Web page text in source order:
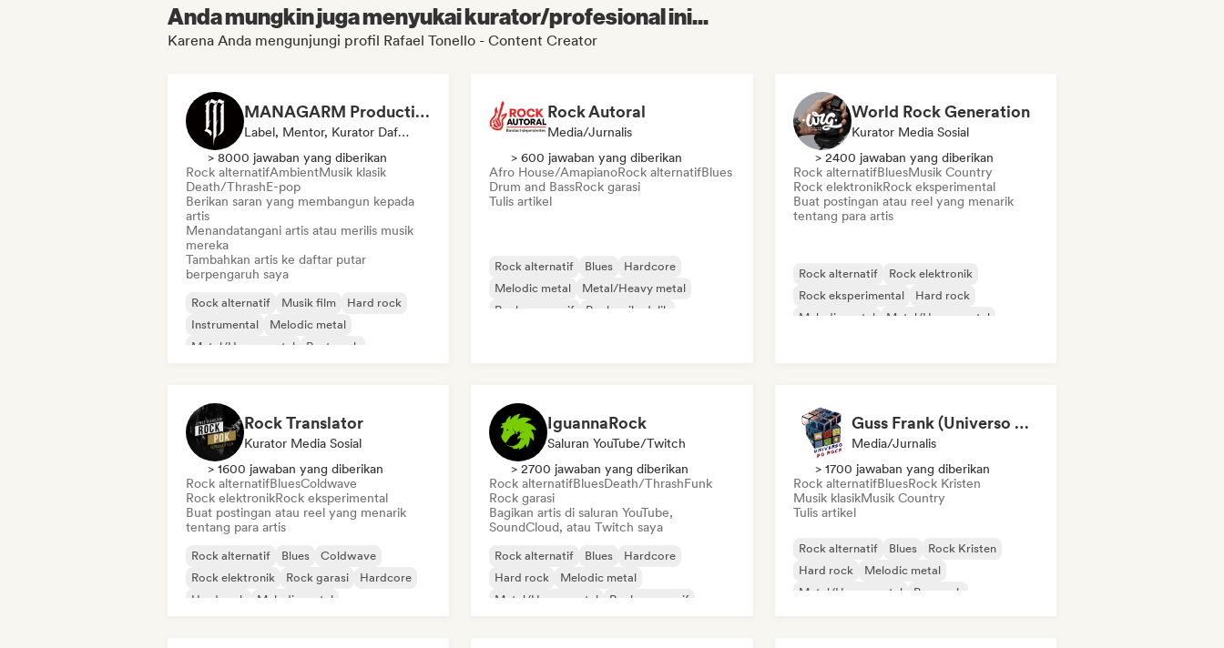
Anda mungkin juga menyukai kurator/profesional ini...
Karena Anda mengunjungi profil Rafael Tonello - Content Creator
MANAGARM Productions
Label, Mentor, Kurator Daftar Putar
> 8000 jawaban yang diberikan
Rock alternatifAmbientMusik klasik
Death/ThrashE-pop
Berikan saran yang membangun kepada
artis
Menandatangani artis atau merilis musik
mereka
Tambahkan artis ke daftar putar
berpengaruh saya
Rock alternatif Musik film
Hard rock
Instrumental
Melodic metal
Metal/Heavy metal
Post-rock
Rock Autoral
Media/Jurnalis
> 600 jawaban yang diberikan
Afro House/AmapianoRock alternatifBlues
Drum and BassRock garasi
Tulis artikel
Rock alternatif Blues
Hardcore
Melodic metal
Metal/Heavy metal
Rock progresif
Rock psikedelik
World Rock Generation
Kurator Media Sosial
> 2400 jawaban yang diberikan
Rock alternatifBluesMusik Country
Rock elektronikRock eksperimental
Buat postingan atau reel yang menarik
tentang para artis
Rock alternatif
Rock elektronik
Rock eksperimental
Hard rock
Melodic metal
Metal/Heavy metal
Rock Translator
Kurator Media Sosial
> 1600 jawaban yang diberikan
Rock alternatifBluesColdwave
Rock elektronikRock eksperimental
Buat postingan atau reel yang menarik
tentang para artis
Rock alternatif Blues
Coldwave
Rock elektronik
Rock garasi
Hardcore
Hard rock
Melodic metal
IguannaRock
Saluran YouTube/Twitch
> 2700 jawaban yang diberikan
Rock alternatifBluesDeath/ThrashFunk
Rock garasi
Bagikan artis di saluran YouTube,
SoundCloud, atau Twitch saya
Rock alternatif Blues
Hardcore
Hard rock
Melodic metal
Metal/Heavy metal
Rock progresif
Guss Frank (Universo do Rock)
Media/Jurnalis
> 1700 jawaban yang diberikan
Rock alternatifBluesRock Kristen
Musik klasikMusik Country
Tulis artikel
Rock alternatif Blues
Rock Kristen
Hard rock
Melodic metal
Metal/Heavy metal
Pop rock